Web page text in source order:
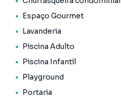
• Piscina adulto
• Piscina infantil
• Playground
• Portaria
• Segurança
• Solarium
Espaço Gourmet
Lavanderia
Piscina Adulto
Piscina Infantil
Playground
Portaria